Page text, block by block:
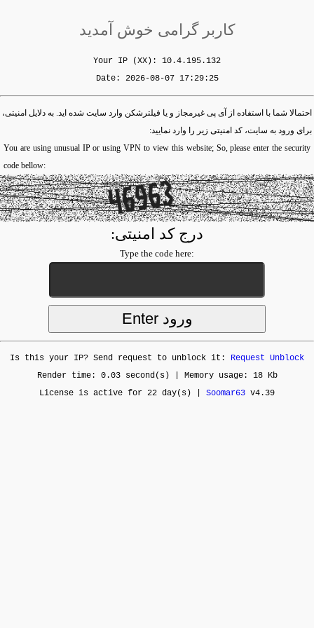
کاربر گرامی خوش آمدید
Your IP (XX): 10.4.195.132
Date: 2026-08-07 17:29:25
احتمالا شما با استفاده از آی پی غیرمجاز و یا فیلترشکن وارد سایت شده اید. به دلایل امنیتی،
برای ورود به سایت، کد امنیتی زیر را وارد نمایید:
You are using unusual IP or using VPN to view this website; So, please enter the security
code bellow:
درج کد امنیتی:
:Type the code here
Is this your IP? Send request to unblock it: Request Unblock
Render time: 0.03 second(s) | Memory usage: 18 Kb
License is active for 22 day(s) | Soomar63 v4.39